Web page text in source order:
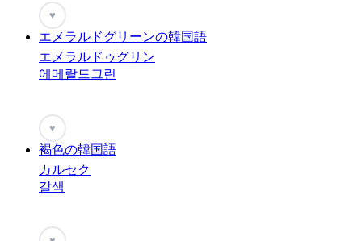
♥
エメラルドグリーンの韓国語
エメラルドゥグリン
에메랄드그린
♥
褐色の韓国語
カルセク
갈색